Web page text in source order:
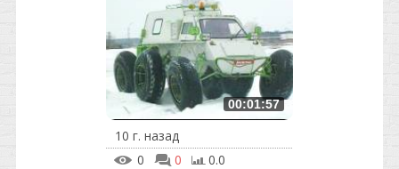
00:01:57
10 г. назад
0
0 0.0